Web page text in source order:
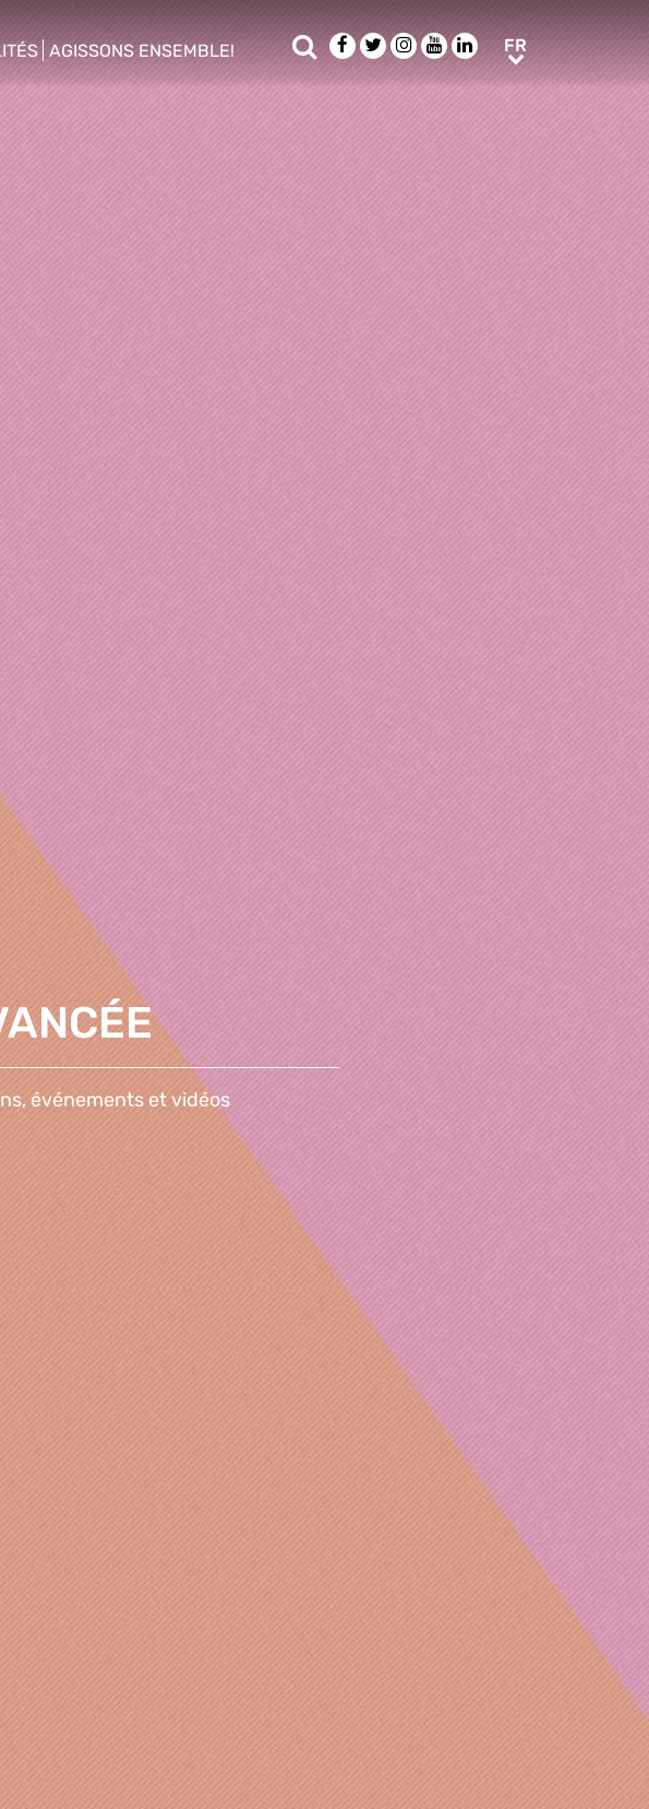
sub menu
AGISSONS ENSEMBLE!
show/hide sub menu
Rechercher
Facebook
TwitterInstagram
YoutubeLinkedIn
FR FR
événements et vidéos